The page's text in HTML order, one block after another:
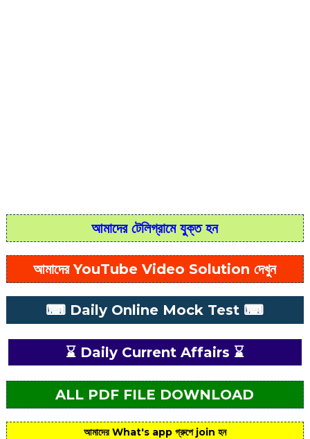
আমাদের টেলিগ্রামে যুক্ত হন
আমাদের YouTube Video Solution দেখুন
⌨ Daily Online Mock Test ⌨
⌛ Daily Current Affairs ⌛
ALL PDF FILE DOWNLOAD
আমাদের What's app গ্রুপে join হন